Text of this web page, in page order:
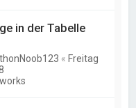
in der Tabelle
« Freitag